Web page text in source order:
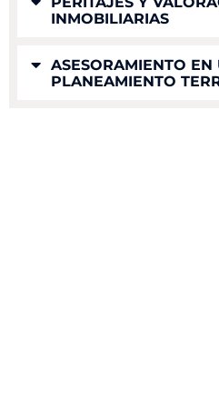
INMOBILIARIAS
ASESORAMIENTO
PLANEAMIENTO